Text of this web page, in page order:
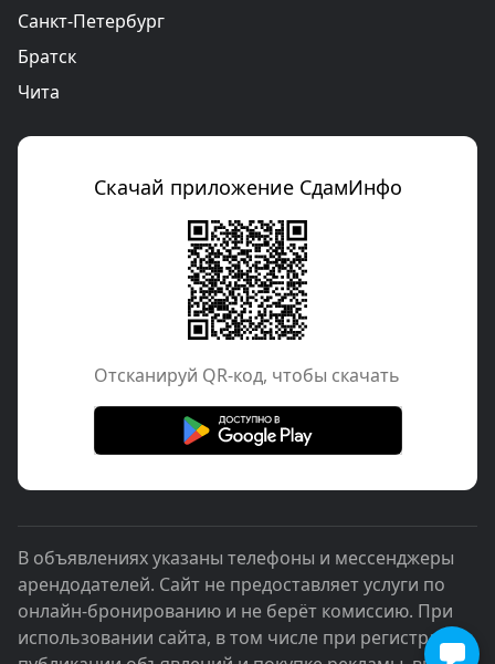
Санкт-Петербург
Братск
Чита
Скачай приложение СдамИнфо
Отcканируй QR-код, чтобы скачать
В объявлениях указаны телефоны и мессенджеры
арендодателей. Сайт не предоставляет услуги по
онлайн-бронированию и не берёт комиссию. При
использовании сайта, в том числе при регистрации,